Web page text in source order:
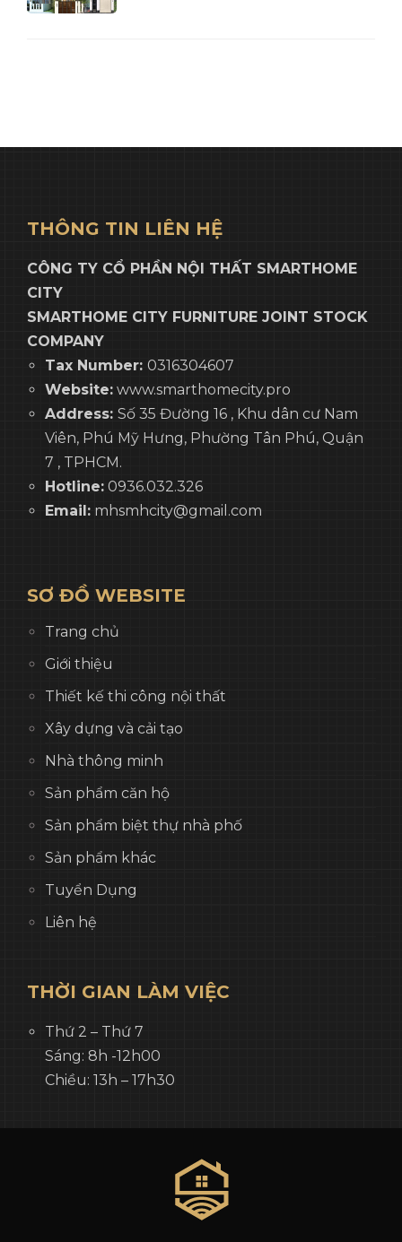
THÔNG TIN LIÊN HỆ
CÔNG TY CỔ PHẦN NỘI THẤT SMARTHOME
CITY
SMARTHOME CITY FURNITURE JOINT STOCK
COMPANY
Tax Number: 0316304607
Website: www.smarthomecity.pro
Address: Số 35 Đường 16 , Khu dân cư Nam
Viên, Phú Mỹ Hưng, Phường Tân Phú, Quận
7 , TPHCM.
Hotline: 0936.032.326
Email: mhsmhcity@gmail.com
SƠ ĐỒ WEBSITE
Trang chủ
Giới thiệu
Thiết kế thi công nội thất
Xây dựng và cải tạo
Nhà thông minh
Sản phẩm căn hộ
Sản phẩm biệt thự nhà phố
Sản phẩm khác
Tuyển Dụng
Liên hệ
THỜI GIAN LÀM VIỆC
Thứ 2 – Thứ 7
Sáng: 8h -12h00
Chiều: 13h – 17h30